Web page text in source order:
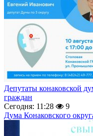
Депутаты конаковской
граждан
Сегодня: 11:28
9
Дума Конаковского